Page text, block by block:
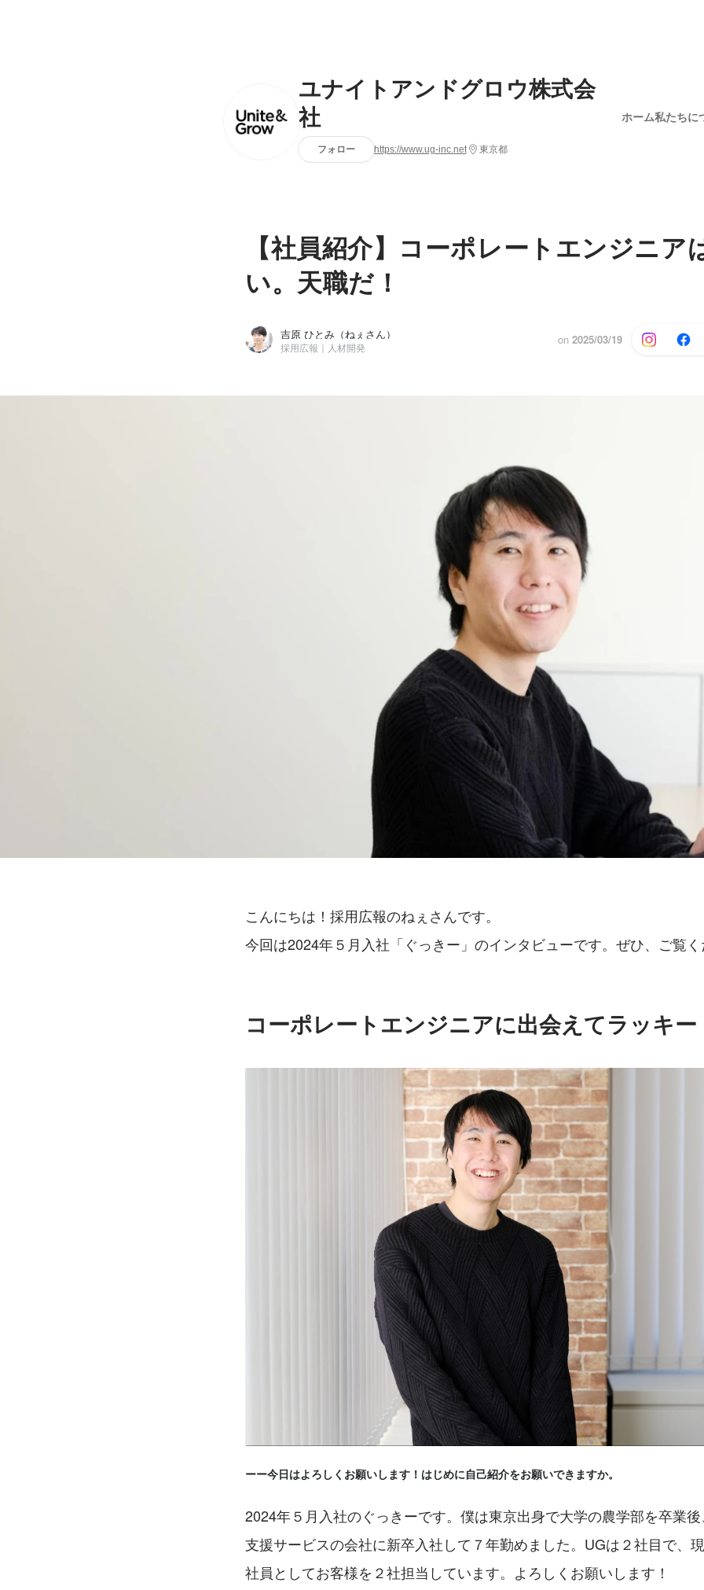
ユナイトアンドグロウ株式会
社
フォロー https://www.ug-inc.net 東京都
ホーム私たちに
【社員紹介】コーポレートエンジニア
い。天職だ！
吉原 ひとみ（ねぇさん）
採用広報｜人材開発
on 2025/03/19
こんにちは！採用広報のねぇさんです。
今回は2024年５月入社「ぐっきー」のインタビューです。ぜひ、ご覧
コーポレートエンジニアに出会えてラッキー
ーー今日はよろしくお願いします！はじめに自己紹介をお願いできますか。
2024年５月入社のぐっきーです。僕は東京出身で大学の農学部を卒業
支援サービスの会社に新卒入社して７年勤めました。UGは２社目で、
社員としてお客様を２社担当しています。よろしくお願いします！